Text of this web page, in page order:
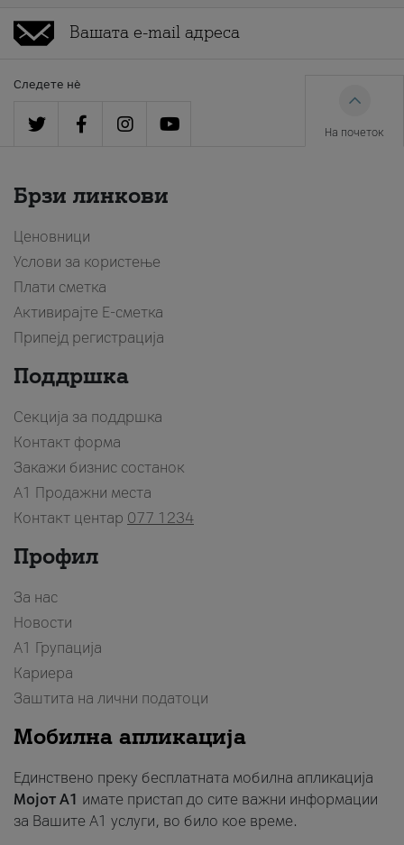
Следете нè
На почеток
Брзи линкови
Ценовници
Услови за користење
Плати сметка
Активирајте Е-сметка
Припејд регистрација
Поддршка
Секција за поддршка
Контакт форма
Закажи бизнис состанок
A1 Продажни места
Контакт центар 077 1234
Профил
За нас
Новости
А1 Групација
Кариера
Заштита на лични податоци
Мобилна апликација
Единствено преку бесплатната мобилна апликација
Мојот A1 имате пристап до сите важни информации
за Вашите A1 услуги, во било кое време.